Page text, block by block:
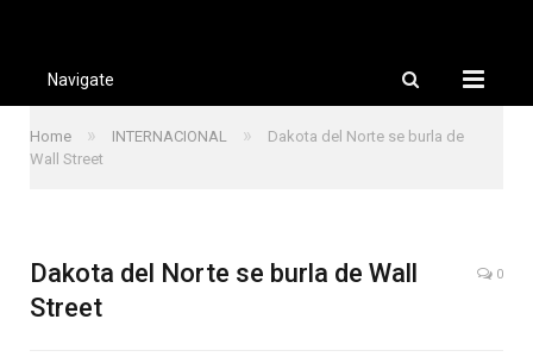
Navigate
Home » INTERNACIONAL »
Dakota del Norte se burla de
Wall Street
Dakota del Norte se burla de Wall
Street
0